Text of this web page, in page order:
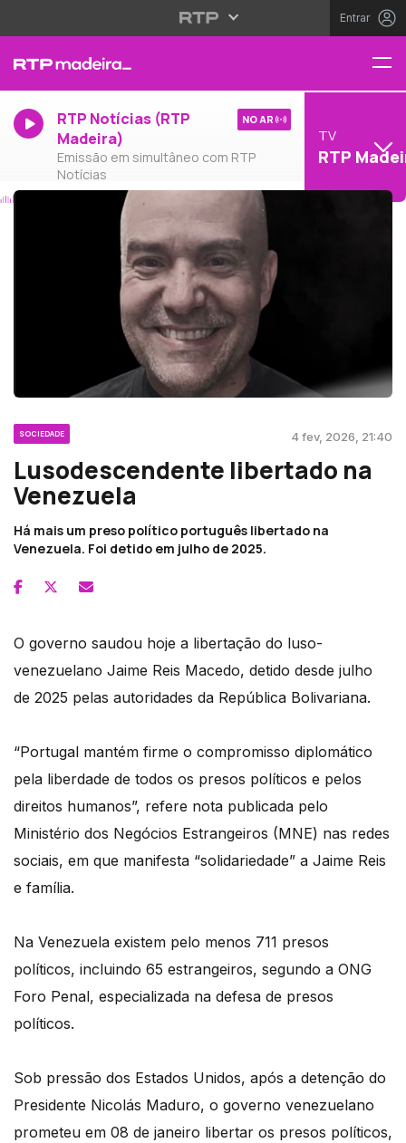
Entrar
RTP Notícias (RTP
Madeira)
Emissão em simultâneo com RTP
Notícias
NO AR
TV
RTP
SOCIEDADE 4 fev, 2026, 21:40
Lusodescendente libertado na
Venezuela
Há mais um preso político português libertado na
Venezuela. Foi detido em julho de 2025.
O governo saudou hoje a libertação do luso-
venezuelano Jaime Reis Macedo, detido desde julho
de 2025 pelas autoridades da República Bolivariana.
“Portugal mantém firme o compromisso diplomático
pela liberdade de todos os presos políticos e pelos
direitos humanos”, refere nota publicada pelo
Ministério dos Negócios Estrangeiros (MNE) nas redes
sociais, em que manifesta “solidariedade” a Jaime Reis
e família.
Na Venezuela existem pelo menos 711 presos
políticos, incluindo 65 estrangeiros, segundo a ONG
Foro Penal, especializada na defesa de presos
políticos.
Sob pressão dos Estados Unidos, após a detenção do
Presidente Nicolás Maduro, o governo venezuelano
prometeu em 08 de janeiro libertar os presos políticos,